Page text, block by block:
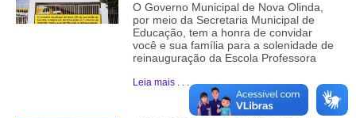
O Governo Municipal de Nova Olinda,
por meio da Secretaria Municipal de
Educação, tem a honra de convidar
você e sua família para a solenidade de
reinauguração da Escola Professora
Leia mais . . .